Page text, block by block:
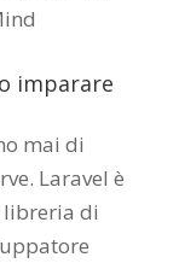
imparare
mai di
Laravel è
libreria di